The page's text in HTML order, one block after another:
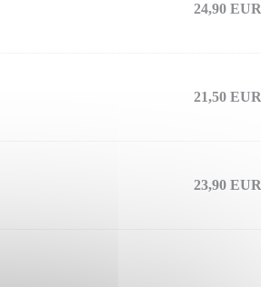
24,90 EUR
21,50 EUR
23,90 EUR